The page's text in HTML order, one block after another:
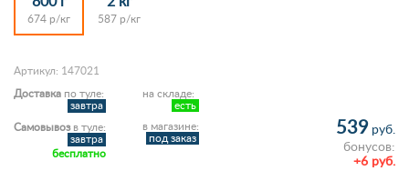
674 р/кг 587 р/кг
Артикул: 147021
на складе:
есть
в магазине:
под заказ
Доставка по туле:
завтра
Самовывозв туле:
завтра
бесплатно
539 руб.
бонусов:
+6 руб.